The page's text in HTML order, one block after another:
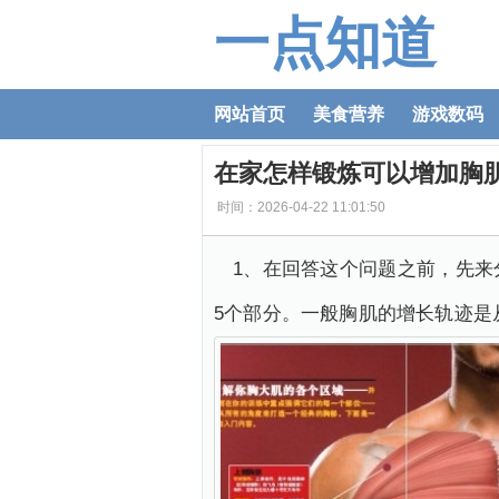
一点知道
网站首页 美食营养 游戏数码
在家怎样锻炼可以增加胸
时间：2026-04-22 11:01:50
1、在回答这个问题之前，先
5个部分。一般胸肌的增长轨迹